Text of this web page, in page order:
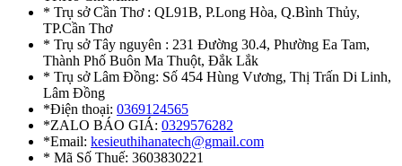
* Trụ sở Cần Thơ : QL91B, P.Long Hòa, Q.Bình Thủy,
TP.Cần Thơ
* Trụ sở Tây nguyên : 231 Đường 30.4, Phường Ea Tam,
Thành Phố Buôn Ma Thuột, Đắk Lắk
* Trụ sở Lâm Đồng: Số 454 Hùng Vương, Thị Trấn Di Linh,
Lâm Đồng
*Điện thoại: 0369124565
*ZALO BÁO GIÁ: 0329576282
*Email: kesieuthihanatech@gmail.com
* Mã Số Thuế: 3603830221